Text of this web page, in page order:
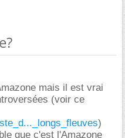
mais il est vrai
(voir ce
)
que c'est l'Amazone